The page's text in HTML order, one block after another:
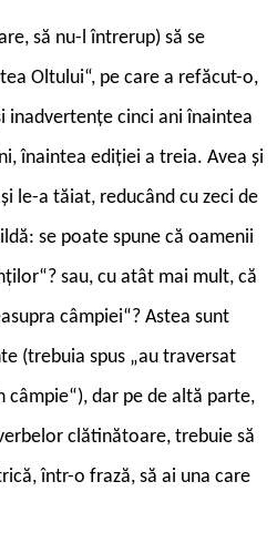
să nu-l întrerup) să se
Oltului“, pe care a refăcut-o,
inadvertențe cinci ani înaintea
înaintea ediției a treia. Avea și
le-a tăiat, reducând cu zeci de
se poate spune că oamenii
sau, cu atât mai mult, că
câmpiei“? Astea sunt
(trebuia spus „au traversat
câmpie“), dar pe de altă parte,
clătinătoare, trebuie să
într-o frază, să ai una care